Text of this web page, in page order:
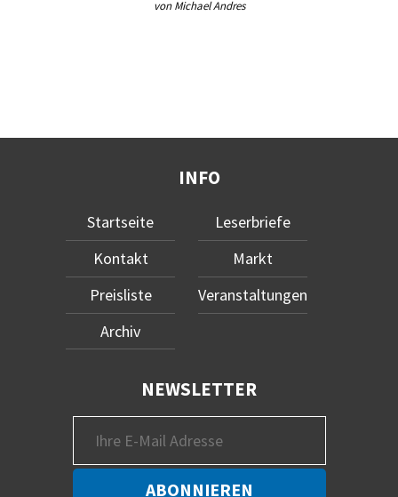
von Michael Andres
INFO
Startseite
Kontakt
Preisliste
Archiv
Leserbriefe
Markt
Veranstaltungen
NEWSLETTER